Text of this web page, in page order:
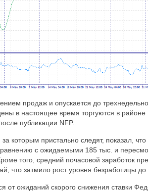
продаж и опускается до
в настоящее время торгуются в районе
публикации NFP.
которым пристально следят, показал,
с ожидаемыми 185 тыс. и
того, средний почасовой заработок
что затмило рост уровня безработицы до
от ожиданий скорого снижения ставки